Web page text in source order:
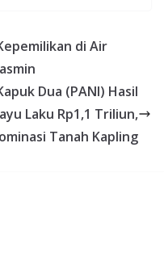
di Air
Dua (PANI) Hasil
Laku Rp1,1 Triliun,
Tanah Kapling